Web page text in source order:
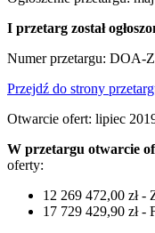
I przetarg został
Numer przetargu: DOA-
Przejdź do strony
Otwarcie ofert: lipiec
W przetargu otwarcie
oferty:
12 269 472,00 zł
17 729 429,90 zł -